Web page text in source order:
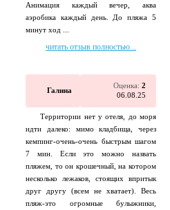
Анимация каждый вечер, аква
аэробика каждый день. До пляжа 5
минут ход ...
читать отзыв полностью...
Галина
Оценка: 2
06.08.25
Территории нет у отеля, до моря
идти далеко: мимо кладбища, через
кемпинг-очень-очень быстрым шагом
7 мин. Если это можно назвать
пляжем, то он крошечный, на котором
несколько лежаков, стоящих впритык
друг другу (всем не хватает). Весь
пляж-это огромные булыжники,